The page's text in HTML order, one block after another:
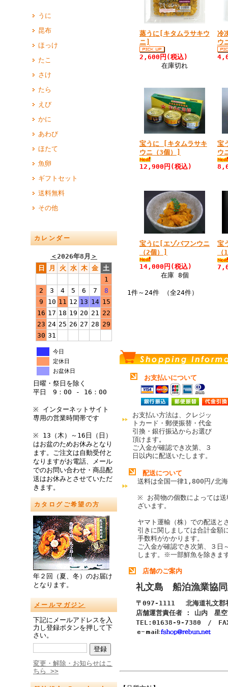
うに
昆布
ほっけ
たこ
さけ
たら
えび
かに
あわび
ほたて
魚卵
ギフトセット
送料無料
その他
カレンダー
＜2026年8月 ＞
日
月 火 水 木 金 土
1
2
3 4 5 6 7
8
9
10 11 12 13 14 15
16 17 18 19 20 21 22
23 24 25 26 27 28 29
30 31
今日
定休日
お盆休日
日曜・祭日を除く
平日 9：00 - 16：00
※ インターネットサイト
専用の営業時間帯です
※ 13（木）～16日（日）
はお盆のためお休みとなり
ます。ご注文は自動受付と
なりますがお電話、メール
でのお問い合わせ・商品配
送はお休みとさせていただ
きます。
カタログご希望の方
年２回（夏、冬）のお届け
となります。
メールマガジン
下記にメールアドレスを入
力し登録ボタンを押して下
さい。
変更・解除・お知らせはこ
ちら >>
蒸うに[キタムラサキウ
ニ]
2,600円(税込)
在庫切れ
冷
ウ
宝うに [キタムラサキ
ウニ（3個）]
12,900円(税込)
宝
ウ
宝うに[エゾバフンウニ
（2個）]
14,000円(税込)
在庫 8個
宝
1件～24件 （全24件）
お支払いについて
お支払い方法は、クレジッ
トカード・郵便振替・代金
引換・銀行振込からお選び
頂けます。
ご入金が確認でき次第、３
日以内に配送いたします。
配送について
送料は全国一律1,800円/北
※ お荷物の個数によっては送
ざいます。
ヤマト運輸（株）での配送と
引きに関しましては合計金額
手数料がかかります。
ご入金が確認でき次第、３日
します。
※一部鮮魚を除きま
店舗のご案内
礼文島 船泊漁業協
〒097-1111 北海道礼文郡
店舗運営責任者 : 山内 星
TEL:01638-9-7380 /